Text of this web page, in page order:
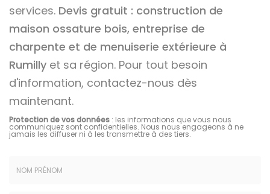
services. Devis gratuit : construction de
maison ossature bois, entreprise de
charpente et de menuiserie extérieure à
Rumilly et sa région. Pour tout besoin
d'information, contactez-nous dès
maintenant.
Protection de vos données : les informations que vous nous
communiquez sont confidentielles. Nous nous engageons à ne
jamais les diffuser ni à les transmettre à des tiers.